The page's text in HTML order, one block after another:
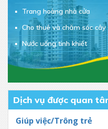
Trang hoàng nhà cửa
Cho thuê và chăm sóc cây
Nước uống tinh khiết
Đồ ăn vặt
Giúp việc/Trông trẻ
Vệ sinh công nghiệp
Giặt là
Dịch vụ được quan
Giúp việc/Trông trẻ